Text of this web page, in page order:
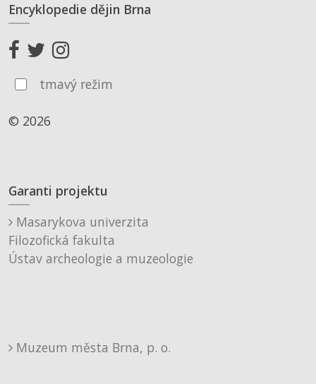
Encyklopedie dějin Brna
tmavý režim
© 2026
Garanti projektu
Masarykova univerzita
Filozofická fakulta
Ústav archeologie a muzeologie
Muzeum města Brna, p. o.